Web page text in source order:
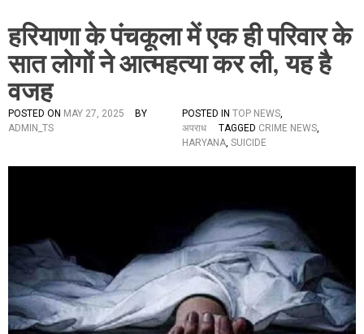
हरियाणा के पंचकूला में एक ही परिवार के
सात लोगों ने आत्महत्या कर ली, यह है
वजह
POSTED ON MAY 27, 2025
BY
ADMIN_TS
POSTED IN TOP NEWS,
अपराध
TAGGED CRIME NEWS,
HARYANA, SUICIDE